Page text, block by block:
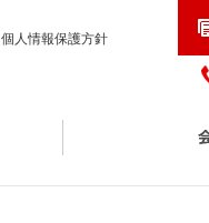
個人情報保護方針